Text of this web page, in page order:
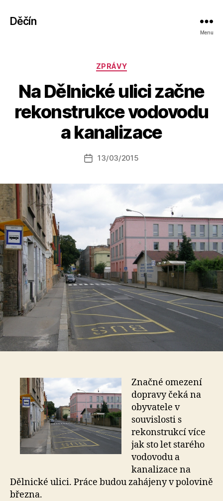
Děčín
Menu
Rubriky
ZPRÁVY
Na Dělnické ulici začne
rekonstrukce vodovodu
a kanalizace
Autor
příspěvku
u
o
a
Datum
13/03/2015
Značné omezení
dopravy čeká na
obyvatele v
souvislosti s
rekonstrukcí více
jak sto let starého
vodovodu a
kanalizace na
Dělnické ulici. Práce budou zahájeny v polovině
března.